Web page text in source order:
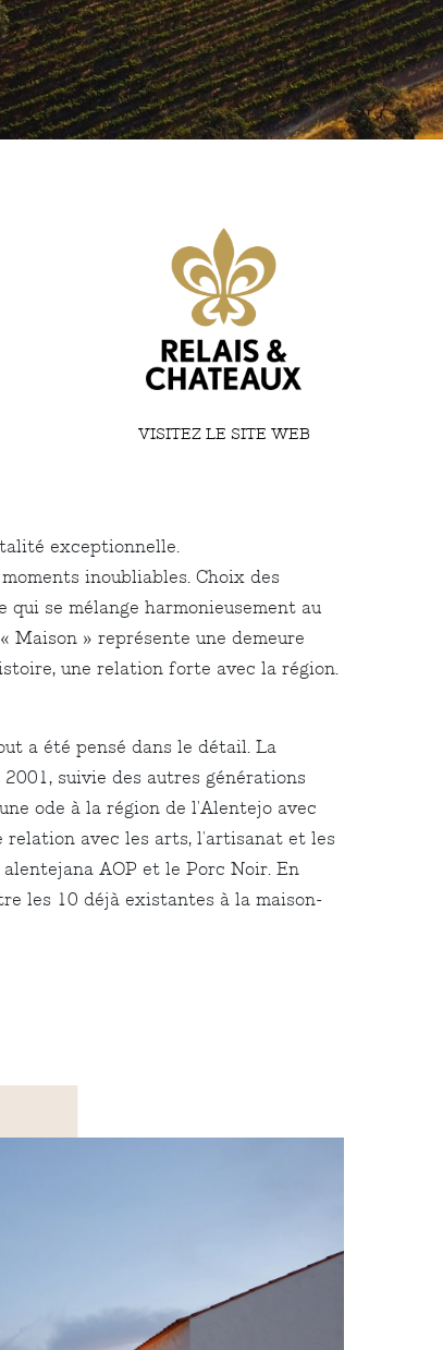
VISITEZ LE SITE WEB
exceptionnelle.
inoubliables. Choix des
se mélange harmonieusement au
Maison » représente une demeure
une relation forte avec la région.
a été pensé dans le détail. La
suivie des autres générations
ode à la région de l'Alentejo avec
relation avec les arts, l'artisanat et les
AOP et le Porc Noir. En
les 10 déjà existantes à la maison-